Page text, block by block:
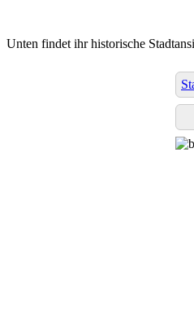
Unten findet ihr historische